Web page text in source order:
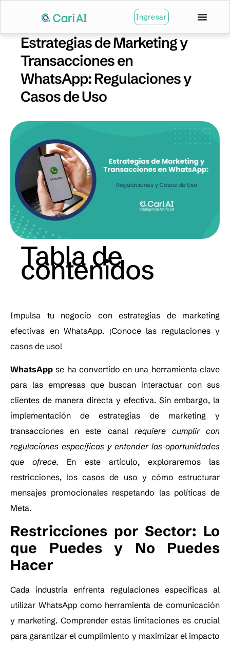
Ingresar
Estrategias de Marketing y
Transacciones en
WhatsApp: Regulaciones y
Casos de Uso
Tabla de
contenidos
Impulsa tu negocio con estrategias de marketing
efectivas en WhatsApp. ¡Conoce las regulaciones y
casos de uso!
WhatsApp se ha convertido en una herramienta clave
para las empresas que buscan interactuar con sus
clientes de manera directa y efectiva. Sin embargo, la
implementación de estrategias de marketing y
transacciones en este canal requiere cumplir con
regulaciones específicas y entender las oportunidades
que ofrece. En este artículo, exploraremos las
restricciones, los casos de uso y cómo estructurar
mensajes promocionales respetando las políticas de
Meta.
Restricciones por Sector: Lo
que Puedes y No Puedes
Hacer
Cada industria enfrenta regulaciones específicas al
utilizar WhatsApp como herramienta de comunicación
y marketing. Comprender estas limitaciones es crucial
para garantizar el cumplimiento y maximizar el impacto